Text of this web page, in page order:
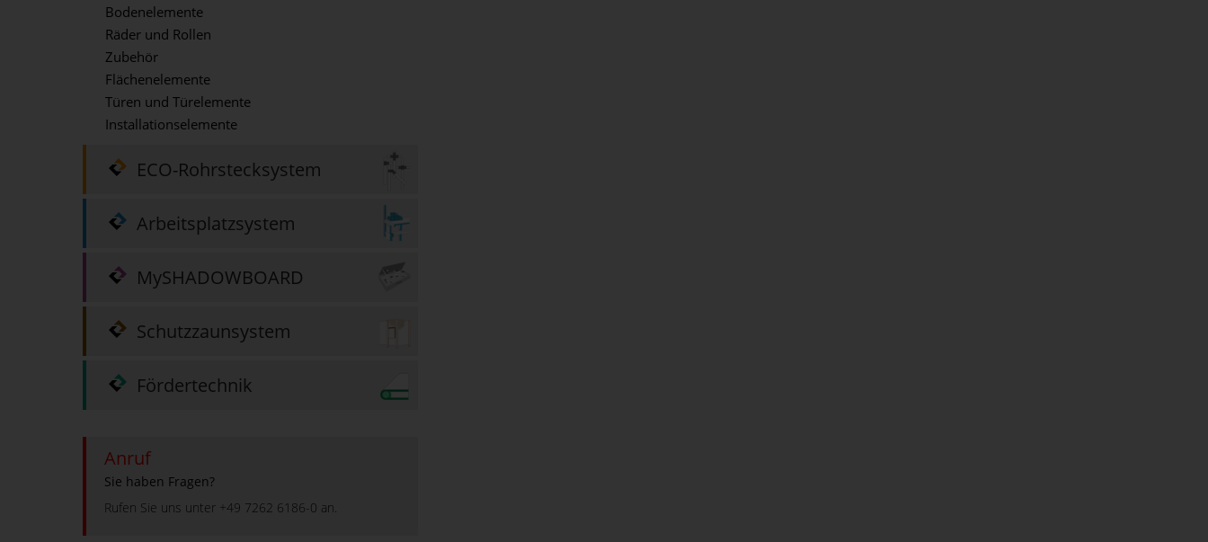
Bodenelemente
Räder und Rollen
Zubehör
Flächenelemente
Türen und Türelemente
Installationselemente
ECO-Rohrstecksystem
Arbeitsplatzsystem
MySHADOWBOARD
Schutzzaunsystem
Fördertechnik
Anruf
Sie haben Fragen?
Rufen Sie uns unter +49 7262 6186-0 an.